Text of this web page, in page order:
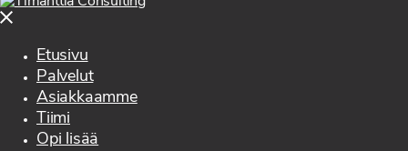
Close
Etusivu
Palvelut
Asiakkaamme
Tiimi
Opi lisää